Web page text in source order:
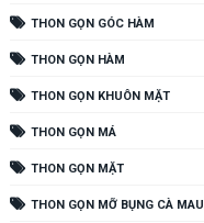
THON GỌN GÓC HÀM
THON GỌN HÀM
THON GỌN KHUÔN MẶT
THON GỌN MÁ
THON GỌN MẶT
THON GỌN MỠ BỤNG CÀ MAU